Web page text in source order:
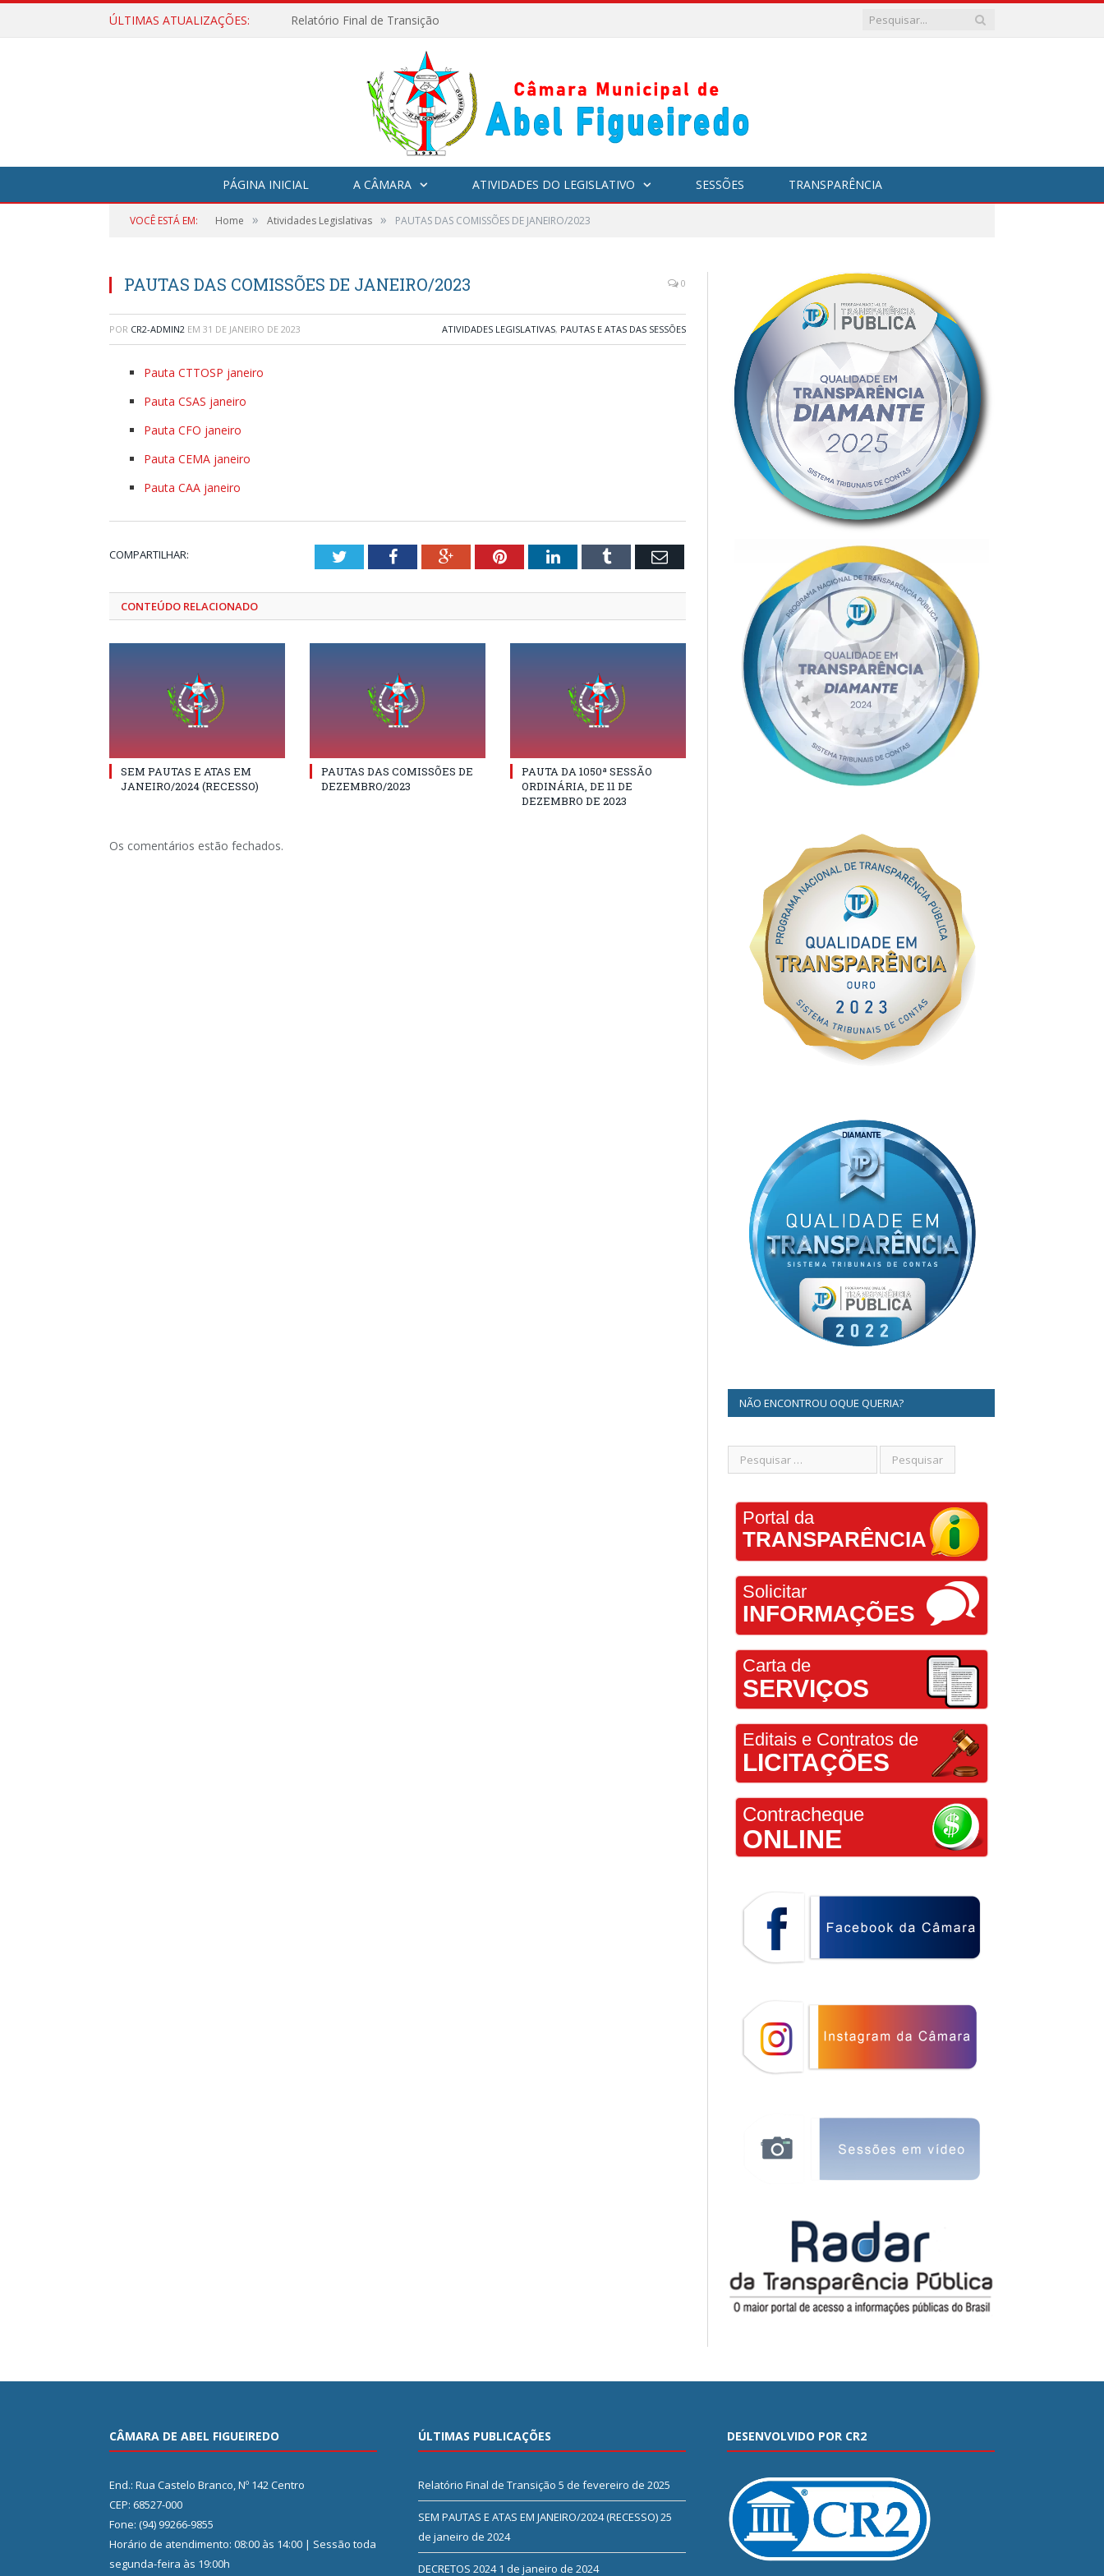
ÚLTIMAS ATUALIZAÇÕES: Relatório Final de Transição
PÁGINA INICIAL A CÂMARA ATIVIDADES DO LEGISLATIVO SESSÕES TRANSPARÊNCIA
VOCÊ ESTÁ EM: Home » Atividades Legislativas » PAUTAS DAS COMISSÕES DE JANEIRO/2023
PAUTAS DAS COMISSÕES DE JANEIRO/2023 0
POR CR2-ADMIN2 EM 31 DE JANEIRO DE 2023 ATIVIDADES LEGISLATIVAS, PAUTAS E ATAS DAS SESSÕES
Pauta CTTOSP janeiro
Pauta CSAS janeiro
Pauta CFO janeiro
Pauta CEMA janeiro
Pauta CAA janeiro
COMPARTILHAR: TwitterFacebookGoogle+PinterestLinkedInTumblr Email
CONTEÚDO RELACIONADO
SEM PAUTAS E ATAS EM
JANEIRO/2024 (RECESSO)
PAUTAS DAS COMISSÕES DE
DEZEMBRO/2023
PAUTA DA 1050ª SESSÃO
ORDINÁRIA, DE 11 DE
DEZEMBRO DE 2023
Os comentários estão fechados.
NÃO ENCONTROU OQUE QUERIA?
Portal da
TRANSPARÊNCIA
Solicitar
INFORMAÇÕES
Carta de
SERVIÇOS
Editais e Contratos de
LICITAÇÕES
Contracheque
ONLINE
CÂMARA DE ABEL FIGUEIREDO
End.: Rua Castelo Branco, Nº 142 Centro
CEP: 68527-000
Fone: (94) 99266-9855
Horário de atendimento: 08:00 às 14:00 | Sessão toda
segunda-feira às 19:00h
ÚLTIMAS PUBLICAÇÕES
Relatório Final de Transição 5 de fevereiro de 2025
SEM PAUTAS E ATAS EM JANEIRO/2024 (RECESSO)25
de janeiro de 2024
DECRETOS 2024 1 de janeiro de 2024
DESENVOLVIDO POR CR2